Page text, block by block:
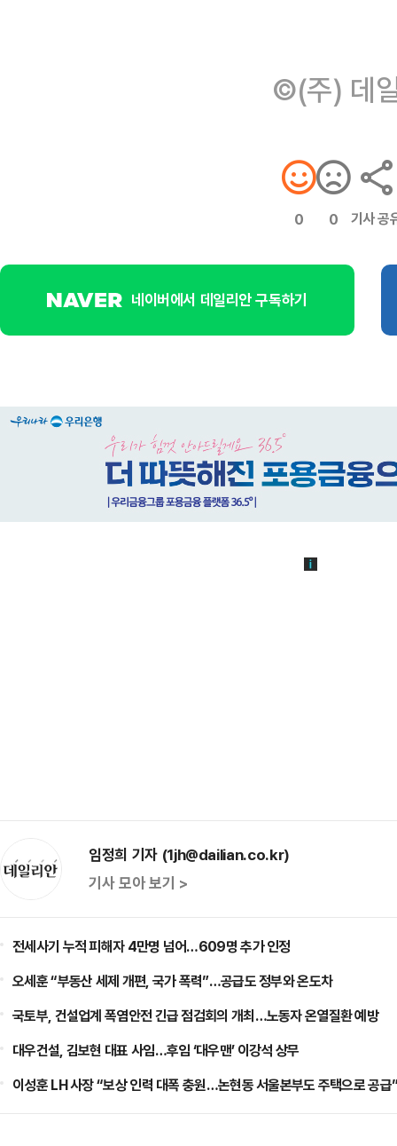
©(주) 데
0 0 기사 공
네이버에서 데일리안 구독하기
임정희 기자 (1jh@dailian.co.kr)
기사 모아 보기 >
전세사기 누적 피해자 4만명 넘어…609명 추가 인정
오세훈 “부동산 세제 개편, 국가 폭력”…공급도 정부와 온도차
국토부, 건설업계 폭염안전 긴급 점검회의 개최…노동자 온열질환 예방
대우건설, 김보현 대표 사임…후임 ‘대우맨’ 이강석 상무
이성훈 LH 사장 “보상 인력 대폭 충원…논현동 서울본부도 주택으로 공급